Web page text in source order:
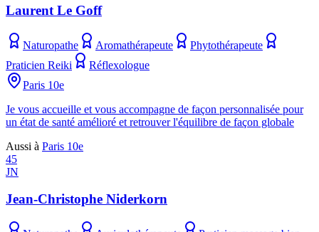
Laurent Le Goff
Naturopathe Aromathérapeute
Phytothérapeute
Praticien Reiki
Réflexologue
Paris 10e
Je vous accueille et vous accompagne de façon personnalisée pour
un état de santé amélioré et retrouver l'équilibre de façon globale
Aussi à Paris 10e
45
JN
Jean-Christophe Niderkorn